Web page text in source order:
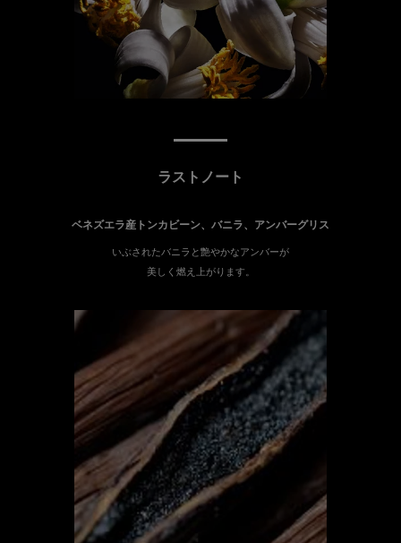
ラストノート
ベネズエラ産トンカビーン、バニラ、アンバーグリス
いぶされたバニラと艶やかなアンバーが
美しく燃え上がります。